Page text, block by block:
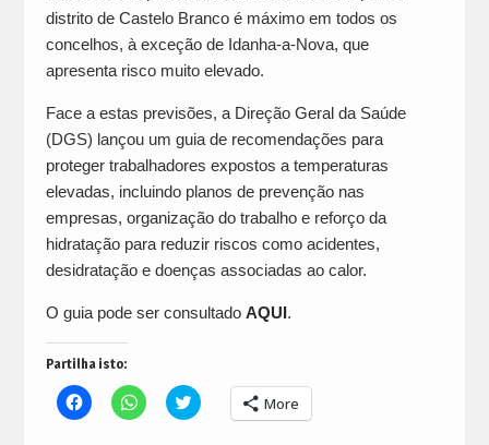
distrito de Castelo Branco é máximo em todos os
concelhos, à exceção de Idanha-a-Nova, que
apresenta risco muito elevado.
Face a estas previsões, a Direção Geral da Saúde
(DGS) lançou um guia de recomendações para
proteger trabalhadores expostos a temperaturas
elevadas, incluindo planos de prevenção nas
empresas, organização do trabalho e reforço da
hidratação para reduzir riscos como acidentes,
desidratação e doenças associadas ao calor.
O guia pode ser consultado AQUI.
Partilha isto:
Click
to
Click
to
Click
to More